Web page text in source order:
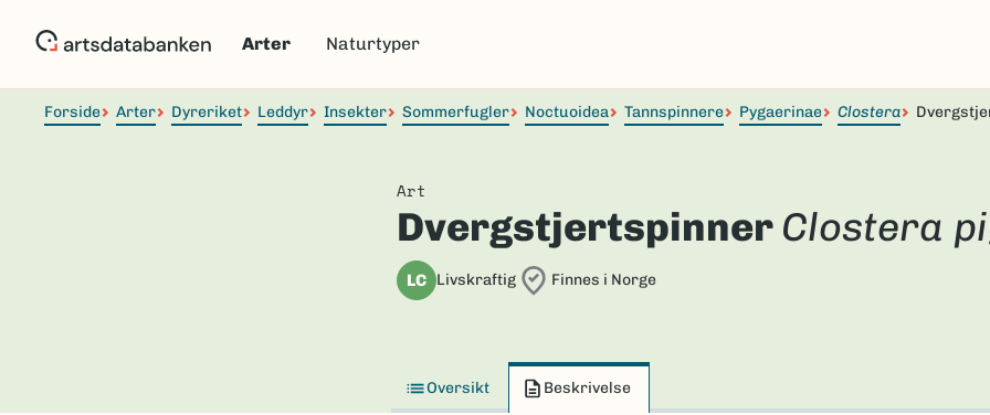
Arter Naturtyper
Forside Arter Dyreriket Leddyr Insekter Sommerfugler Noctuoidea Tannspinnere Pygaerinae Clostera
Art
Dvergstjertspinner Clostera
LC Livskraftig Finnes i Norge
Oversikt Beskrivelse